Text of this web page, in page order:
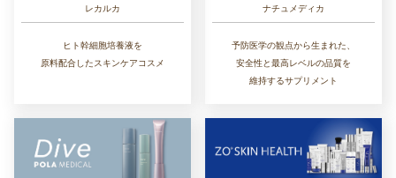
レカルカ
ヒト幹細胞培養液を
原料配合したスキンケアコスメ
ナチュメディカ
予防医学の観点から生まれた、
安全性と最高レベルの品質を
維持するサプリメント